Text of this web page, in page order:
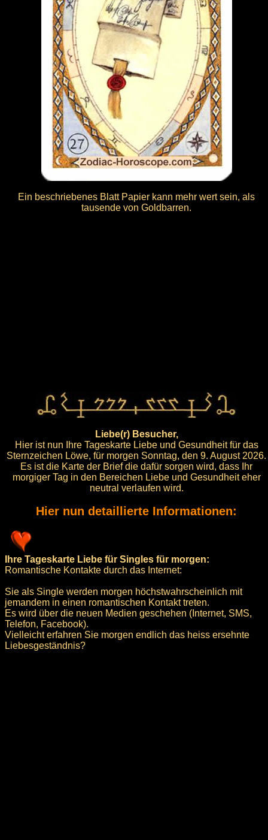
Ein beschriebenes Blatt Papier kann mehr wert sein, als
tausende von Goldbarren.
Liebe(r) Besucher,
Hier ist nun Ihre Tageskarte Liebe und Gesundheit für das
Sternzeichen Löwe, für morgen Sonntag, den 9. August 2026.
Es ist die Karte der Brief die dafür sorgen wird, dass Ihr
morgiger Tag in den Bereichen Liebe und Gesundheit eher
neutral verlaufen wird.
Hier nun detaillierte Informationen:
Ihre Tageskarte Liebe für Singles für morgen:
Romantische Kontakte durch das Internet:
Sie als Single werden morgen höchstwahrscheinlich mit
jemandem in einen romantischen Kontakt treten.
Es wird über die neuen Medien geschehen (Internet, SMS,
Telefon, Facebook).
Vielleicht erfahren Sie morgen endlich das heiss ersehnte
Liebesgeständnis?